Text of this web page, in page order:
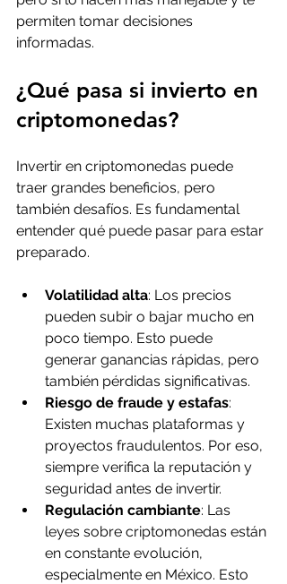
permiten tomar decisiones
informadas.
¿Qué pasa si invierto en
criptomonedas?
Invertir en criptomonedas puede
traer grandes beneficios, pero
también desafíos. Es fundamental
entender qué puede pasar para estar
preparado.
Volatilidad alta: Los precios
pueden subir o bajar mucho en
poco tiempo. Esto puede
generar ganancias rápidas, pero
también pérdidas significativas.
Riesgo de fraude y estafas:
Existen muchas plataformas y
proyectos fraudulentos. Por eso,
siempre verifica la reputación y
seguridad antes de invertir.
Regulación cambiante: Las
leyes sobre criptomonedas están
en constante evolución,
especialmente en México. Esto